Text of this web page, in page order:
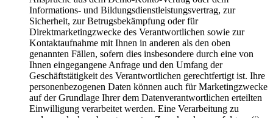
Informations- und Bildungsdienstleistungsvertrag, zur
Sicherheit, zur Betrugsbekämpfung oder für
Direktmarketingzwecke des Verantwortlichen sowie zur
Kontaktaufnahme mit Ihnen in anderen als den oben
genannten Fällen, sofern dies insbesondere durch eine von
Ihnen eingegangene Anfrage und den Umfang der
Geschäftstätigkeit des Verantwortlichen gerechtfertigt ist. Ihre
personenbezogenen Daten können auch für Marketingzwecke
auf der Grundlage Ihrer dem Datenverantwortlichen erteilten
Einwilligung verarbeitet werden. Eine Verarbeitung zu